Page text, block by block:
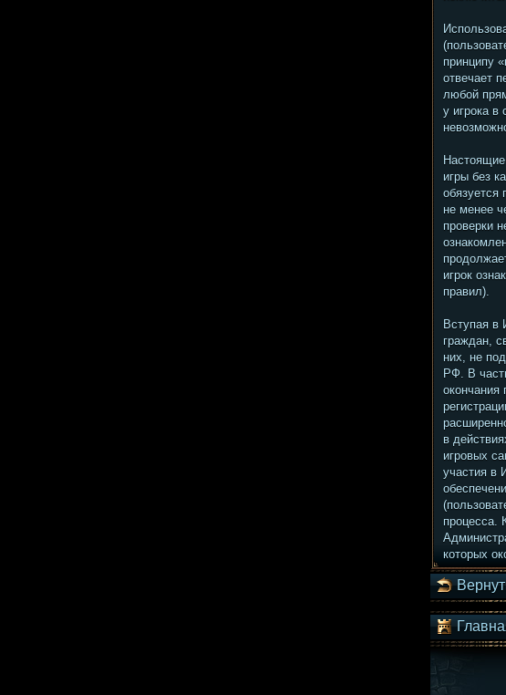
принципу
отвечает
любой
у игрока в
игры без
обязуется
не менее
проверки
игрок
правил).
Вступая в
граждан,
них, не
РФ. В
окончания
в
игровых
участия в
процесса.
которых